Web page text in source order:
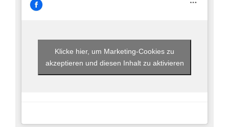
Klicke hier, um Marketing-Cookies zu
akzeptieren und diesen Inhalt zu aktivieren